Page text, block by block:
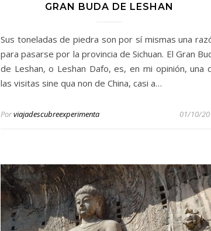
GRAN BUDA DE LESHAN
Sus toneladas de piedra son por sí mismas una
para pasarse por la provincia de Sichuan. El Gran
de Leshan, o Leshan Dafo, es, en mi opinión, una
las visitas sine qua non de China, casi a…
Porviajadescubreexperimenta 01/10/